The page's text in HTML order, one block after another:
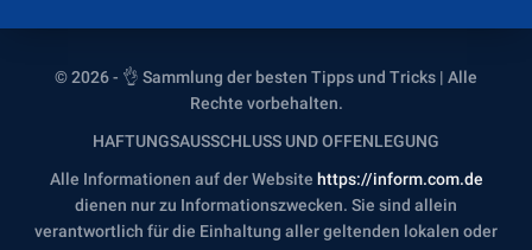
© 2026 - 👌 Sammlung der besten Tipps und Tricks | Alle
Rechte vorbehalten.
HAFTUNGSAUSSCHLUSS UND OFFENLEGUNG
Alle Informationen auf der Website https://inform.com.de
dienen nur zu Informationszwecken. Sie sind allein
verantwortlich für die Einhaltung aller geltenden lokalen oder